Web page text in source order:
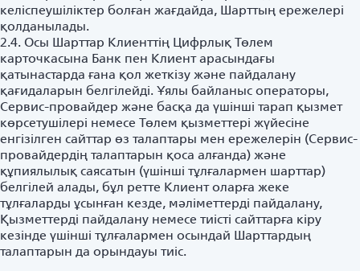
келіспеушіліктер болған жағдайда, Шарттың ережелері
қолданылады.
2.4. Осы Шарттар Клиенттің Цифрлық Төлем
карточкасына Банк пен Клиент арасындағы
қатынастарда ғана қол жеткізу және пайдалану
қағидаларын белгілейді. Ұялы байланыс операторы,
Сервис-провайдер және басқа да үшінші тарап қызмет
көрсетушілері немесе Төлем қызметтері жүйесіне
енгізілген сайттар өз талаптары мен ережелерін (Сервис-
провайдердің талаптарын қоса алғанда) және
құпиялылық саясатын (үшінші тұлғалармен шарттар)
белгілей алады, бұл ретте Клиент оларға жеке
тұлғаларды ұсынған кезде, мәліметтерді пайдалану,
Қызметтерді пайдалану немесе тиісті сайттарға кіру
кезінде үшінші тұлғалармен осындай Шарттардың
талаптарын да орындауы тиіс.